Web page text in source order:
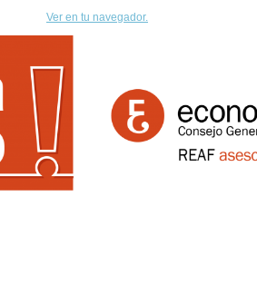
Ver en tu navegador.